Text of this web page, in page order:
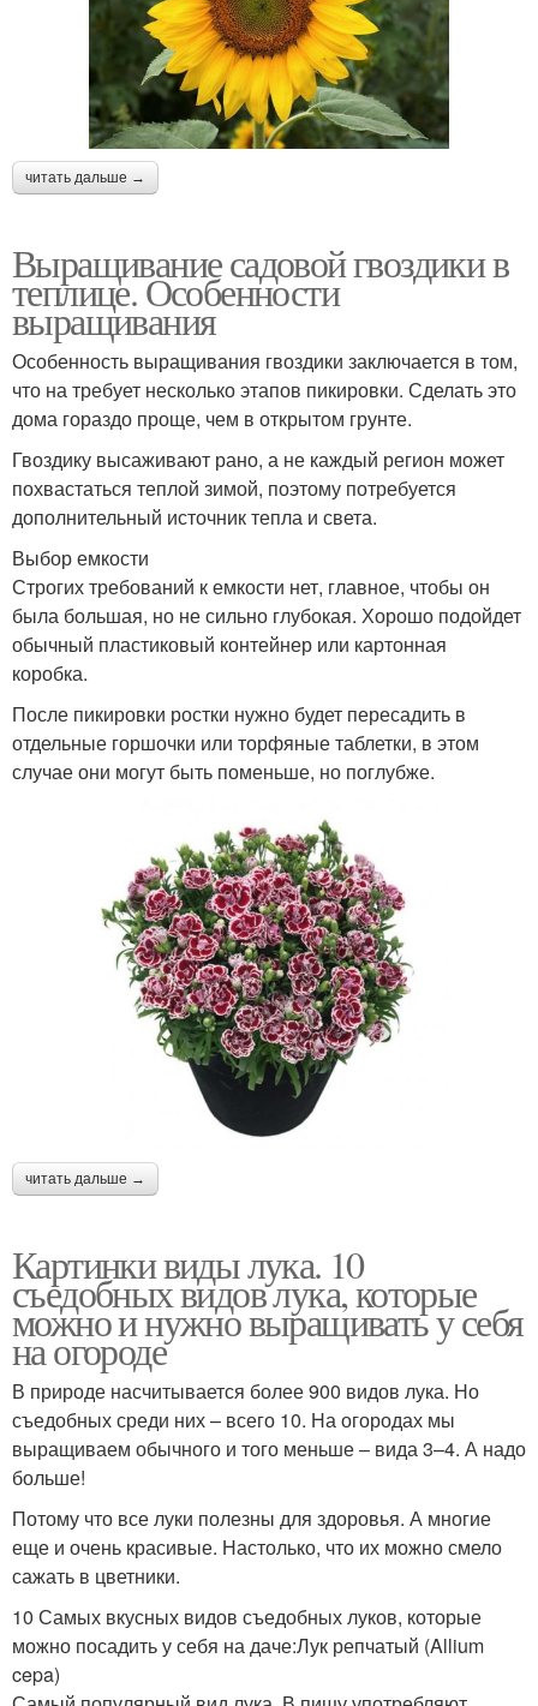
читать дальше →
Выращивание садовой гвоздики в
теплице. Особенности
выращивания
Особенность выращивания гвоздики заключается в том,
что на требует несколько этапов пикировки. Сделать это
дома гораздо проще, чем в открытом грунте.
Гвоздику высаживают рано, а не каждый регион может
похвастаться теплой зимой, поэтому потребуется
дополнительный источник тепла и света.
Выбор емкости
Строгих требований к емкости нет, главное, чтобы он
была большая, но не сильно глубокая. Хорошо подойдет
обычный пластиковый контейнер или картонная
коробка.
После пикировки ростки нужно будет пересадить в
отдельные горшочки или торфяные таблетки, в этом
случае они могут быть поменьше, но поглубже.
читать дальше →
Картинки виды лука. 10
съедобных видов лука, которые
можно и нужно выращивать у себя
на огороде
В природе насчитывается более 900 видов лука. Но
съедобных среди них – всего 10. На огородах мы
выращиваем обычного и того меньше – вида 3–4. А надо
больше!
Потому что все луки полезны для здоровья. А многие
еще и очень красивые. Настолько, что их можно смело
сажать в цветники.
10 Самых вкусных видов съедобных луков, которые
можно посадить у себя на даче:Лук репчатый (Allium
cepa)